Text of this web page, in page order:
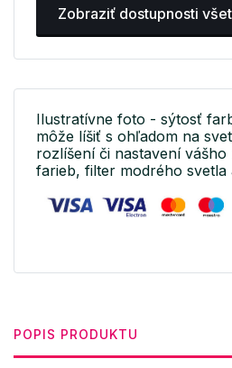
Zobraziť dostupnosti
Ilustratívne foto - sýtosť
môže líšiť s ohľadom na
rozlíšení či nastavení
farieb, filter modrého svetla
POPIS PRODUKTU